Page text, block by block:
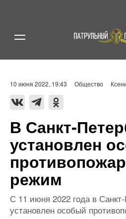
10 июня 2022, 19:43 Общество
В
установлен
режим
С 11 июня 2022 года в
установлен особый